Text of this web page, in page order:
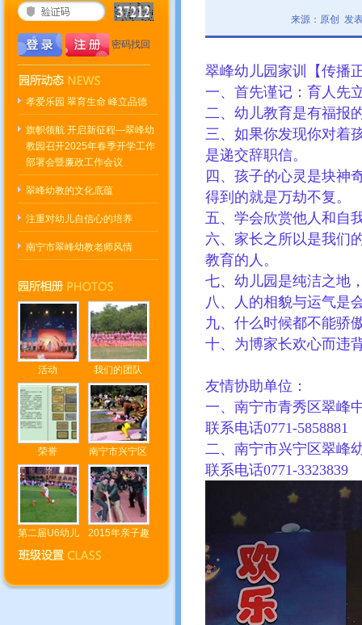
密码找回
孝爱乐园 翠育生命 峰立品德
旗帜领航 开启新征程—翠峰幼
教园召开2025年春季开学工作
部署会暨廉政工作会议
翠峰幼教的文化底蕴
注重对幼儿自信心的培养
南宁市翠峰幼教老师风情
活动 我们的团队
荣誉 南宁市兴宁区
第二届U6幼儿 2015年亲子趣
来源：原创 发
翠峰幼儿园家训【传播
一、首先谨记：育人先
二、幼儿教育是有福报
三、如果你发现你对着
是递交辞职信。
四、孩子的心灵是块神
得到的就是万劫不复。
五、学会欣赏他人和自
六、家长之所以是我们
教育的人。
七、幼儿园是纯洁之地
八、人的相貌与运气是
九、什么时候都不能骄
十、为博家长欢心而违
友情协助单位：
一、南宁市青秀区翠峰
联系电话️0771-5858881
二、南宁市兴宁区翠峰
联系电话️0771-3323839